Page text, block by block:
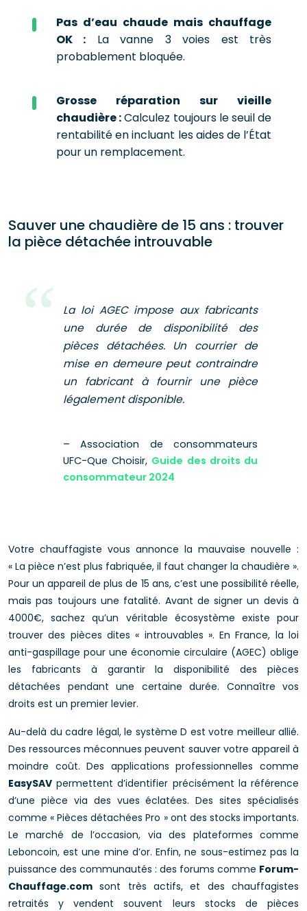
Pas d’eau chaude mais chauffage
OK : La vanne 3 voies est très
probablement bloquée.
Grosse réparation sur vieille
chaudière :Calculez toujours le seuil de
rentabilité en incluant les aides de l’État
pour un remplacement.
Sauver une chaudière de 15 ans : trouver
la pièce détachée introuvable
La loi AGEC impose aux fabricants
une durée de disponibilité des
pièces détachées. Un courrier de
mise en demeure peut contraindre
un fabricant à fournir une pièce
légalement disponible.
– Association de consommateurs
UFC-Que Choisir, Guide des droits du
consommateur 2024
Votre chauffagiste vous annonce la mauvaise nouvelle :
« La pièce n’est plus fabriquée, il faut changer la chaudière ».
Pour un appareil de plus de 15 ans, c’est une possibilité réelle,
mais pas toujours une fatalité. Avant de signer un devis à
4000€, sachez qu’un véritable écosystème existe pour
trouver des pièces dites « introuvables ». En France, la loi
anti-gaspillage pour une économie circulaire (AGEC) oblige
les fabricants à garantir la disponibilité des pièces
détachées pendant une certaine durée. Connaître vos
droits est un premier levier.
Au-delà du cadre légal, le système D est votre meilleur allié.
Des ressources méconnues peuvent sauver votre appareil à
moindre coût. Des applications professionnelles comme
EasySAV permettent d’identifier précisément la référence
d’une pièce via des vues éclatées. Des sites spécialisés
comme « Pièces détachées Pro » ont des stocks importants.
Le marché de l’occasion, via des plateformes comme
Leboncoin, est une mine d’or. Enfin, ne sous-estimez pas la
puissance des communautés : des forums comme Forum-
Chauffage.com sont très actifs, et des chauffagistes
retraités y vendent souvent leurs stocks de pièces